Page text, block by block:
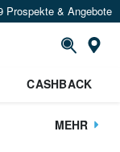
Prospekte & Angebote
CASHBACK
MEHR